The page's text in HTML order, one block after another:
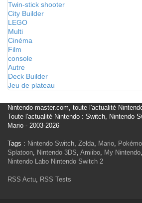
Twin-stick shooter
City Builder
LEGO
Multi
Cinéma
Film
console
Autre
Deck Builder
Jeu de plateau
Nintendo-master.com, toute l'actualité
Toute l'actualité Nintendo : Switch, Nintendo
Mario - 2003-2026
Tags : Nintendo Switch, Zelda, Mario,
Splatoon, Nintendo 3DS, Amiibo, My Nintendo,
Nintendo Labo Nintendo Switch 2
RSS Actu, RSS Tests